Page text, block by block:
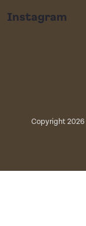
Instagram
Copyright 2026